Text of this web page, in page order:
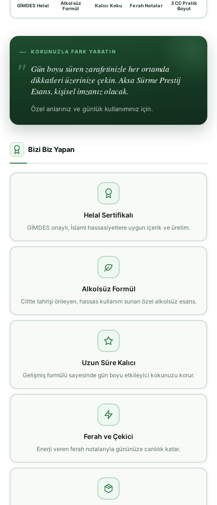
GİMDES Helal
Alkolsüz
Formül
Kalıcı Koku Ferah Notalar
3 CC Pratik
Boyut
KOKUNUZLA FARK YARATIN
Gün boyu süren zarafetinizle her ortamda
dikkatleri üzerinize çekin. Aksa Sürme Prestij
Esans, kişisel imzanız olacak.
Özel anlarınız ve günlük kullanımınız için.
Bizi Biz Yapan
Helal Sertifikalı
GİMDES onaylı, İslami hassasiyetlere uygun içerik ve üretim.
Alkolsüz Formül
Ciltte tahrişi önleyen, hassas kullanım sunan özel alkolsüz esans.
Uzun Süre Kalıcı
Gelişmiş formülü sayesinde gün boyu etkileyici kokunuzu korur.
Ferah ve Çekici
Enerji veren ferah notalarıyla gününüze canlılık katar.